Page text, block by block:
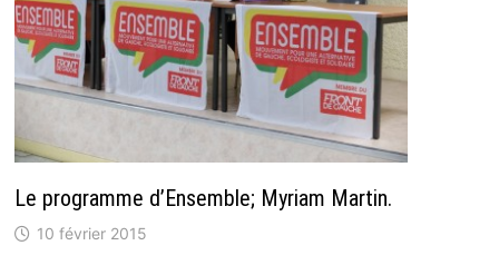
Le programme d’Ensemble; Myriam Martin.
10 février 2015